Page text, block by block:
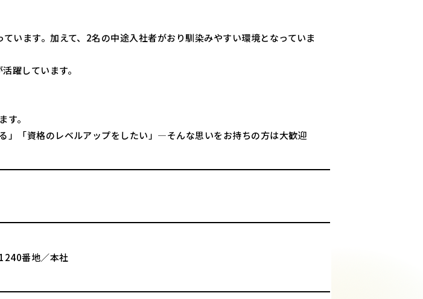
います。加えて、2名の中途入社者がおり馴染みやすい環境となっていま
躍しています。
す。
」「資格のレベルアップをしたい」―そんな思いをお持ちの方は大歓迎
番地／本社